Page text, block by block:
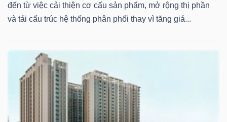
đến từ việc cải thiện cơ cấu sản phẩm, mở rộng thị phần
và tái cấu trúc hệ thống phân phối thay vì tăng giá...
CỔ
PHIẾU
PHÁI
SINH